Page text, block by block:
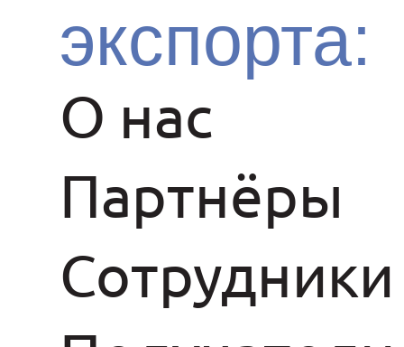
экспорта:
О нас
Партнёры
Сотрудники